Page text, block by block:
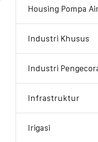
Housing Pompa
Industri Khusus
Industri
Infrastruktur
Irigasi